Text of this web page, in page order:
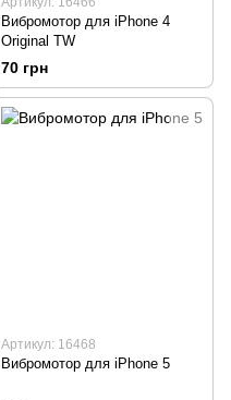
Вибромотор для iPhone 4
Original TW
70 грн
Артикул: 16468
Вибромотор для iPhone 5